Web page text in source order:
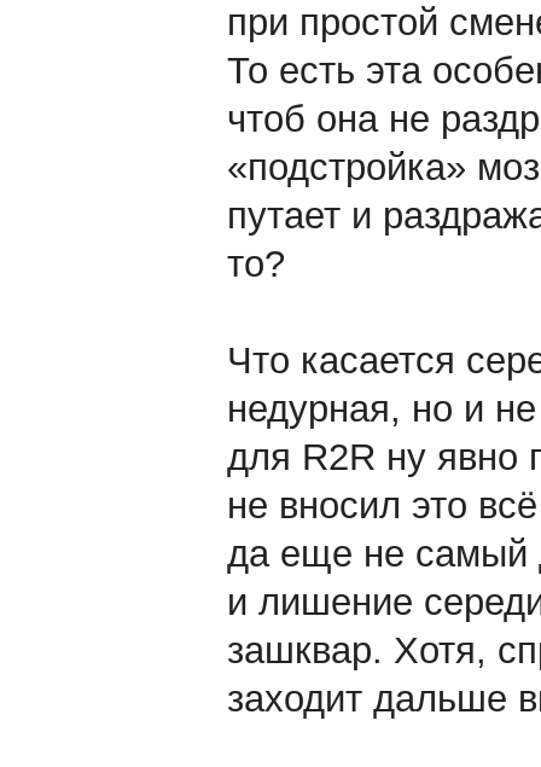
при простой
То есть эта
чтоб она не
«подстройка»
путает и
то?
Что касается
недурная, но и
для R2R ну явно
не вносил это
да еще не самый
и лишение
зашквар. Хотя,
заходит дальше